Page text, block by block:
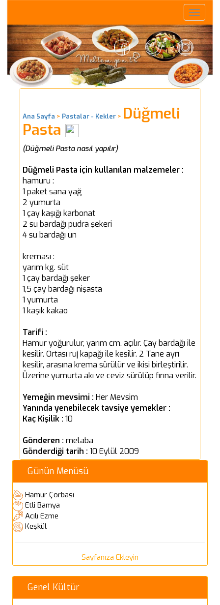
Toggle
Ana Sayfa > Pastalar - Kekler > Düğmeli
Pasta
(Düğmeli Pasta nasıl yapılır)
Düğmeli Pasta için kullanılan malzemeler :
hamuru :
1 paket sana yağ
2 yumurta
1 çay kaşığı karbonat
2 su bardağı pudra şekeri
4 su bardağı un
kreması :
yarım kg. süt
1 çay bardağı şeker
1,5 çay bardağı nişasta
1 yumurta
1 kaşık kakao
Tarifi :
Hamur yoğurulur, yarım cm. açılır. Çay bardağı ile
kesilir. Ortası ruj kapağı ile kesilir. 2 Tane ayrı
kesilir, arasına krema sürülür ve ikisi birleştirilir.
Üzerine yumurta akı ve ceviz sürülüp fırına verilir.
Yemeğin mevsimi : Her Mevsim
Yanında yenebilecek tavsiye yemekler :
Kaç Kişilik : 10
Gönderen : melaba
Gönderdiği tarih : 10 Eylül 2009
Günün Menüsü
Hamur Çorbası
Etli Bamya
Acılı Ezme
Keşkül
Sayfanıza Ekleyin
Genel Kültür